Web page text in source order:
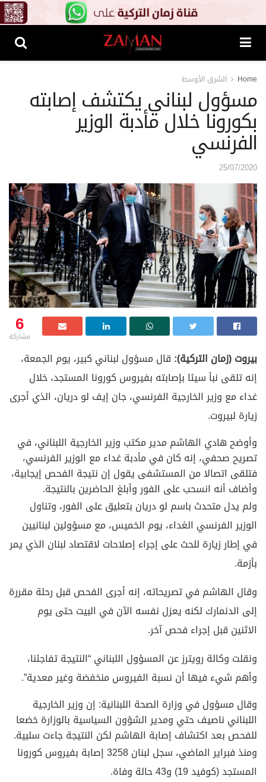
Home الشرق الأوسط
مسؤول لبناني يكتشف إصابته
بكورونا خلال مأدبة الوزير
الفرنسي
25/07/2020
6
مشاركة
بيروت (زمان التركية): قال مسؤول لبناني كبير، يوم الجمعة،
إنه تلقى نبأ سيئا بإصابته بفيروس كورونا المستجد، خلال
غداء مع وزير الخارجية الفرنسي، جان إيف لو دريان، الذي أجرى
زيارة لبيروت.
وأوضح هادي الهاشم مدير مكتب وزير الخارجية اللبناني، في
تصريح صحفي، إنه كان في مأدبة غداء مع الوزير الفرنسي،
فتلقى اتصالا من المستشفى يقول إن نتيجة الفحص إيجابية،
وأضاف أنه انسحب على الفور وأبلغ الحاضرين بالنتيجة.
ولم يدل متحدث باسم لو دريان بتعليق على الفور، وتناول
الوزير الفرنسي الغداء، يوم الخميس، مع مسؤولين لبنانيين
في إطار زيارة للحث على إجراء إصلاحات لاقتصاد لبنان الذي يمر
بأزمة.
وقال الهاشم في تصريحاته، إنه أجرى الفحص قبل رحلة مقررة
إلى الدنمارك لكنه يعزل نفسه الآن في البيت حتى يوم
الاثنين قبل إجراء فحص آخر.
ونقلت وكالة رويترز عن المسؤول اللبناني “النتيجة تفاجئنا،
وأهم شيء فيها أن نسبة الفيروس منخفضة وغير معدية”.
وقال مسؤول في وزارة الصحة اللبنانية: إن وزير الخارجية
اللبناني ناصيف حتي ومدير الشؤون السياسية بالوزارة خضعا
للفحص بعد اكتشاف إصابة الهاشم لكن النتيجة جاءت سلبية.
ومنذ فبراير الماضي، سجل لبنان 3258 إصابة بفيروس كورونا
المستجد (كوفيد 19) و43 حالة وفاة.